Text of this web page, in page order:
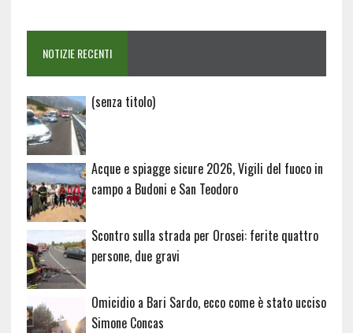
NOTIZIE RECENTI
(senza titolo)Articolo
Acque e spiagge sicure 2026, Vigili del fuoco in
campo a Budoni e San Teodoro
Scontro sulla strada per Orosei: ferite quattro
persone, due gravi
Omicidio a Bari Sardo, ecco come è stato ucciso
Simone Concas